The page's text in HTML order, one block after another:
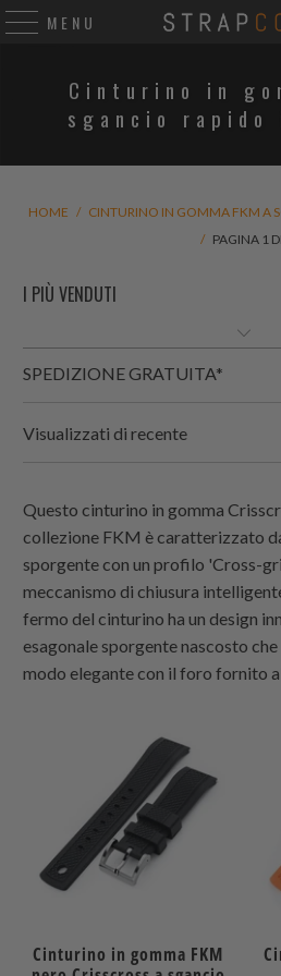
MENU
Cinturino in
sgancio rapido
HOME / CINTURINO IN GOMMA FKM A
/ PAGINA 1
SPEDIZIONE GRATUITA*
Visualizzati di recente
Questo cinturino in gomma
collezione FKM è caratterizzato
sporgente con un profilo 'Cross-
meccanismo di chiusura
fermo del cinturino ha un design
esagonale sporgente nascosto
modo elegante con il foro fornito
Cinturino in gomma FKM